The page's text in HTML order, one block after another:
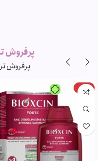
پرفروش
پرفروش
-5%